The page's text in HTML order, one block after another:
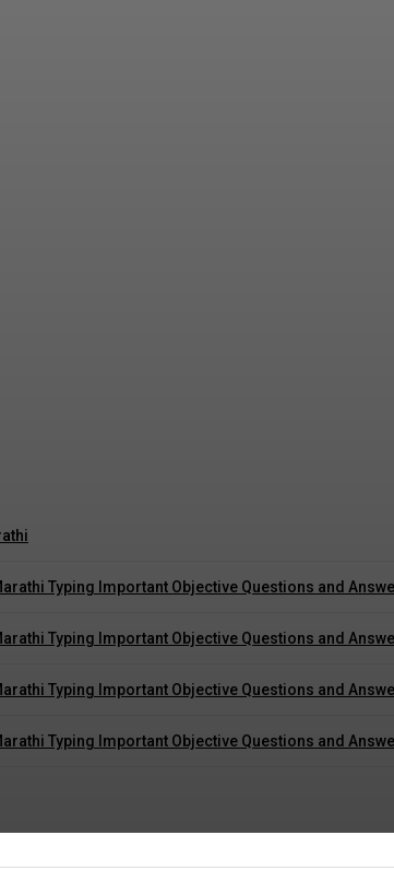
Marathi Typing Important Objective Questions and
Marathi Typing Important Objective Questions and
Marathi Typing Important Objective Questions and
Marathi Typing Important Objective Questions and